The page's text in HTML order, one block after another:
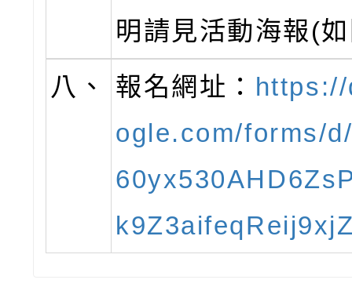
明請見活動海報(
八、
報名網址：
ogle.com/forms/